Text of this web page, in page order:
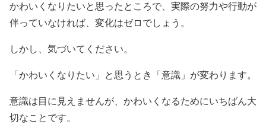
かわいくなりたいと思ったところで、実際の努力や行動が
伴っていなければ、変化はゼロでしょう。
しかし、気づいてください。
「かわいくなりたい」と思うとき「意識」が変わります。
意識は目に見えませんが、かわいくなるためにいちばん大
切なことです。